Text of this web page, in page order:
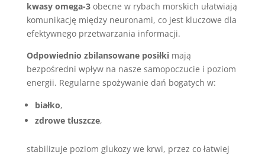
kwasy omega-3obecne w rybach morskich ułatwiają
komunikację między neuronami, co jest kluczowe dla
efektywnego przetwarzania informacji.
Odpowiednio zbilansowane posiłkimają
bezpośredni wpływ na nasze samopoczucie i poziom
energii. Regularne spożywanie dań bogatych w:
białko,
zdrowe tłuszcze,
stabilizuje poziom glukozy we krwi, przez co łatwiej